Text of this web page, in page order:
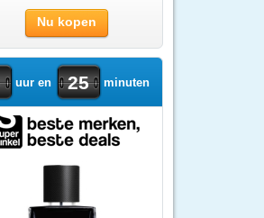
Nu kopen
uur en 25 minuten